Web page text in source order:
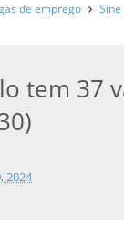
de emprego
tem 37
2024